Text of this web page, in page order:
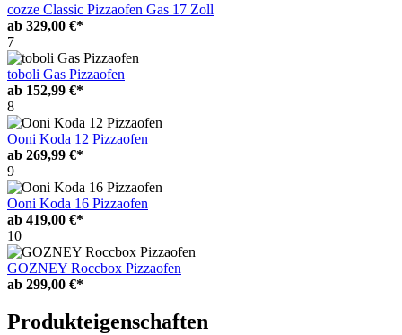
cozze Classic Pizzaofen Gas 17 Zoll
ab 329,00 €*
7
toboli Gas Pizzaofen
ab 152,99 €*
8
Ooni Koda 12 Pizzaofen
ab 269,99 €*
9
Ooni Koda 16 Pizzaofen
ab 419,00 €*
10
GOZNEY Roccbox Pizzaofen
ab 299,00 €*
Produkteigenschaften